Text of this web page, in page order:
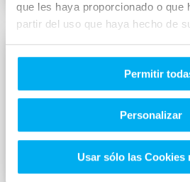
que les haya proporcionado o que
partir del uso que haya hecho de
Permitir
Personalizar
Usar sólo las Cookies